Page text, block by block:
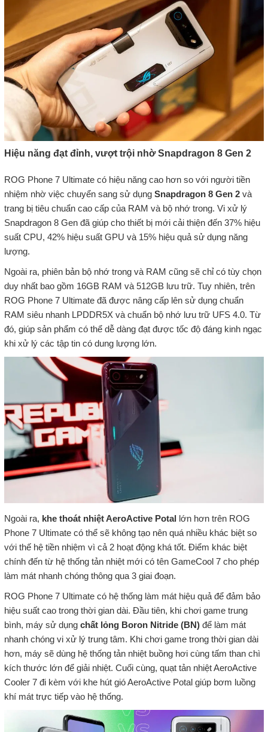
Hiệu năng đạt đỉnh, vượt trội nhờ Snapdragon 8 Gen 2
ROG Phone 7 Ultimate có hiệu năng cao hơn so với người tiền
nhiệm nhờ việc chuyển sang sử dụng Snapdragon 8 Gen 2 và
trang bị tiêu chuẩn cao cấp của RAM và bộ nhớ trong. Vi xử lý
Snapdragon 8 Gen đã giúp cho thiết bị mới cải thiện đến 37% hiệu
suất CPU, 42% hiệu suất GPU và 15% hiệu quả sử dụng năng
lượng.
Ngoài ra, phiên bản bộ nhớ trong và RAM cũng sẽ chỉ có tùy chọn
duy nhất bao gồm 16GB RAM và 512GB lưu trữ. Tuy nhiên, trên
ROG Phone 7 Ultimate đã được nâng cấp lên sử dụng chuẩn
RAM siêu nhanh LPDDR5X và chuẩn bộ nhớ lưu trữ UFS 4.0. Từ
đó, giúp sản phẩm có thể dễ dàng đạt được tốc độ đáng kinh ngạc
khi xử lý các tập tin có dung lượng lớn.
Ngoài ra, khe thoát nhiệt AeroActive Potal lớn hơn trên ROG
Phone 7 Ultimate có thể sẽ không tạo nên quá nhiều khác biệt so
với thế hệ tiền nhiệm vì cả 2 hoạt động khá tốt. Điểm khác biệt
chính đến từ hệ thống tản nhiệt mới có tên GameCool 7 cho phép
làm mát nhanh chóng thông qua 3 giai đoạn.
ROG Phone 7 Ultimate có hệ thống làm mát hiệu quả để đảm bảo
hiệu suất cao trong thời gian dài. Đầu tiên, khi chơi game trung
bình, máy sử dụng chất lỏng Boron Nitride (BN) để làm mát
nhanh chóng vi xử lý trung tâm. Khi chơi game trong thời gian dài
hơn, máy sẽ dùng hệ thống tản nhiệt buồng hơi cùng tấm than chì
kích thước lớn để giải nhiệt. Cuối cùng, quạt tản nhiệt AeroActive
Cooler 7 đi kèm với khe hút gió AeroActive Potal giúp bơm luồng
khí mát trực tiếp vào hệ thống.